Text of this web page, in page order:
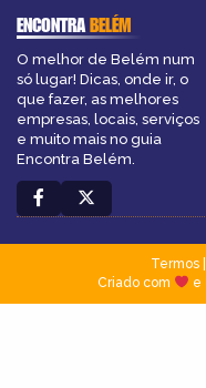
ENCONTRABELÉM
O melhor de Belém num
só lugar! Dicas, onde ir, o
que fazer, as melhores
empresas, locais, serviços
e muito mais no guia
Encontra Belém.
Termos|
Criado com
e